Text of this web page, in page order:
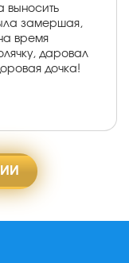
выносить
замершая,
время
даровал
дочка!